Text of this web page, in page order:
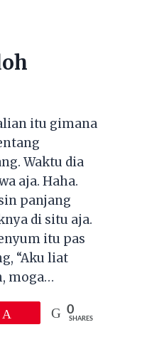
itu gimana
Waktu dia
aja. Haha.
panjang
di situ aja.
itu pas
“Aku liat
moga…
0
SHARES